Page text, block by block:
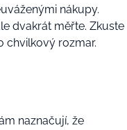
nákupy.
dvakrát měřte. Zkuste
chvilkový rozmar.
naznačují, že